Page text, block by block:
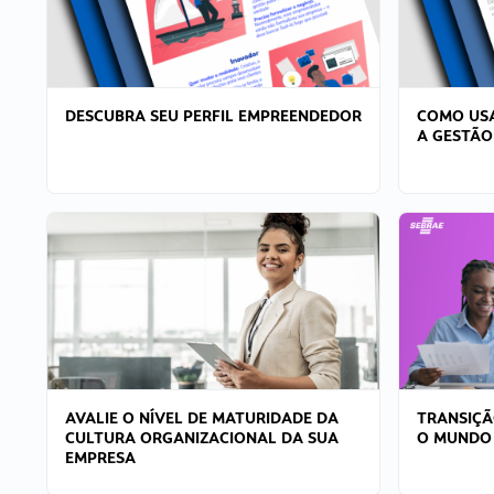
DESCUBRA SEU PERFIL EMPREENDEDOR
COMO
A
AVALIE O NÍVEL DE MATURIDADE DA
CULTURA ORGANIZACIONAL DA SUA
EMPRESA
O